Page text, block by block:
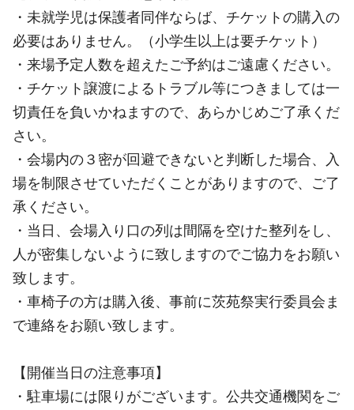
・未就学児は保護者同伴ならば、チケットの購入の
必要はありません。（小学生以上は要チケット）
・来場予定人数を超えたご予約はご遠慮ください。
・チケット譲渡によるトラブル等につきましては一
切責任を負いかねますので、あらかじめご了承くだ
さい。
・会場内の３密が回避できないと判断した場合、入
場を制限させていただくことがありますので、ご了
承ください。
・当日、会場入り口の列は間隔を空けた整列をし、
人が密集しないように致しますのでご協力をお願い
致します。
・車椅子の方は購入後、事前に茨苑祭実行委員会ま
で連絡をお願い致します。
【開催当日の注意事項】
・駐車場には限りがございます。公共交通機関をご